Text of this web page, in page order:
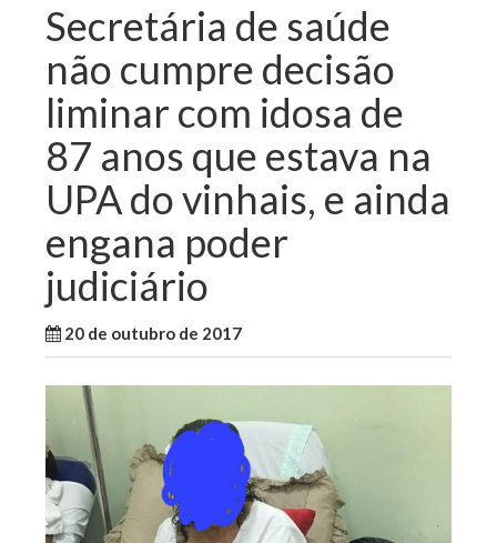
Secretária de saúde
não cumpre decisão
liminar com idosa de
87 anos que estava na
UPA do vinhais, e ainda
engana poder
judiciário
20 de outubro de 2017